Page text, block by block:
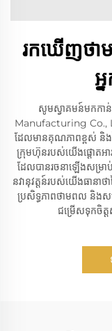
រក​ឃើញថាម
អ្
សូមស្វាគមន៍​មកក
Manufacturing Co.,
ដែល​មាន​គុណភាព​ខ្ពស់ និង​ថ្
ក្រុមហ៊ុន​របស់​យើង​ផ្តោត​អា
ដែល​បាន​រចនា​ឡើង​សម្រា
នវានុវត្តន៍​របស់​យើង​ធានា​
ប្រសិទ្ធភាព​ថាមពល និង​សមត្
ជម្រើស​ទុក​ចិ